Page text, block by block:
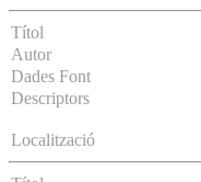
Títol
Autor
Dades Font
Descriptors
Localització